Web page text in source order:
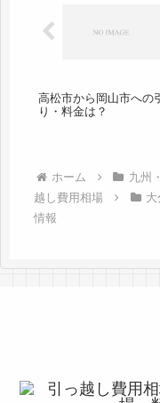
高松市から岡山市への
り・料金は？
ホーム 九州
越し費用相場
情報